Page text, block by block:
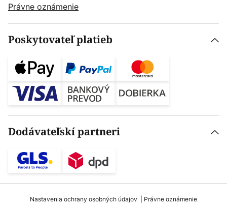
Právne oznámenie
Poskytovateľ platieb
Dodávateľskí partneri
Nastavenia ochrany osobných údajov Právne oznámenie